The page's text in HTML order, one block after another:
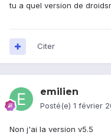
tu a quel version de
Citer
emilien
Posté(e) 1 février
Non j'ai la version v5.5